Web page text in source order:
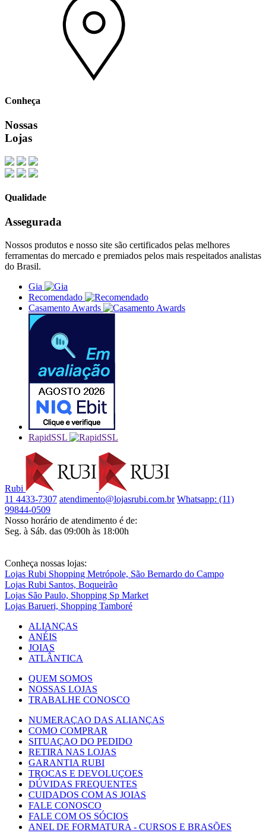
Conheça
Nossas
Lojas
Qualidade
Assegurada
Nossos produtos e nosso site são certificados pelas melhores
ferramentas do mercado e premiados pelos mais respeitados analistas
do Brasil.
Gia
Recomendado
Casamento Awards
RapidSSL
Rubi
11 4433-7307 atendimento@lojasrubi.com.br Whatsapp: (11)
99844-0509
Nosso horário de atendimento é de:
Seg. à Sáb. das 09:00h às 18:00h
Conheça nossas lojas:
Lojas Rubi Shopping Metrópole, São Bernardo do Campo
Lojas Rubi Santos, Boqueirão
Lojas São Paulo, Shopping Sp Market
Lojas Barueri, Shopping Tamboré
ALIANÇAS
ANÉIS
JOIAS
ATLÂNTICA
QUEM SOMOS
NOSSAS LOJAS
TRABALHE CONOSCO
NUMERAÇAO DAS ALIANÇAS
COMO COMPRAR
SITUAÇAO DO PEDIDO
RETIRA NAS LOJAS
GARANTIA RUBI
TROCAS E DEVOLUÇOES
DÚVIDAS FREQUENTES
CUIDADOS COM AS JOIAS
FALE CONOSCO
FALE COM OS SÓCIOS
ANEL DE FORMATURA - CURSOS E BRASÕES